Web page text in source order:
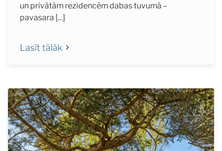
un privātām rezidencēm dabas tuvumā –
pavasara […]
Lasīt tālāk